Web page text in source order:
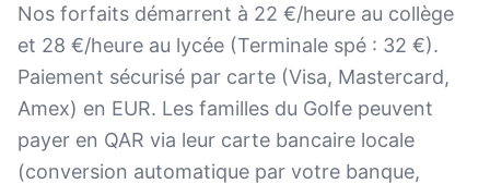
Nos forfaits démarrent à 22 €/heure au collège
et 28 €/heure au lycée (Terminale spé : 32 €).
Paiement sécurisé par carte (Visa, Mastercard,
Amex) en EUR. Les familles du Golfe peuvent
payer en QAR via leur carte bancaire locale
(conversion automatique par votre banque,